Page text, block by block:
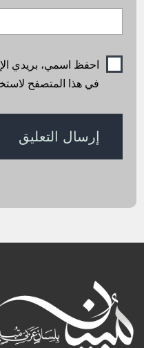
احفظ اسمي، بريدي
في هذا المتصفح